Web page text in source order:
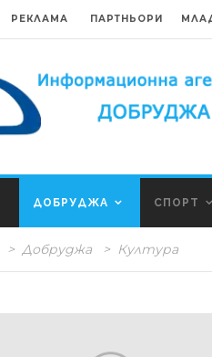
РЕКЛАМА ПАРТНЬОРИ
ДОБРУДЖА СПОРТ
> Добруджа > Култура